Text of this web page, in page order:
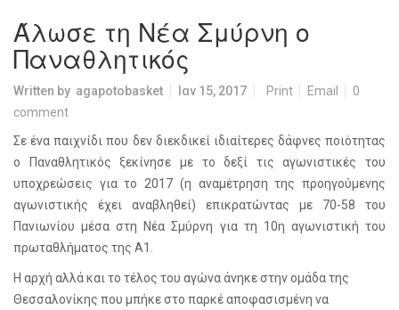
Άλωσε τη Νέα Σμύρνη ο
Παναθλητικός
Written by agapotobasket Ιαν 15, 2017 Print Email
0
comment
Σε ένα παιχνίδι που δεν διεκδικεί ιδιαίτερες δάφνες ποιότητας
ο Παναθλητικός ξεκίνησε με το δεξί τις αγωνιστικές του
υποχρεώσεις για το 2017 (η αναμέτρηση της προηγούμενης
αγωνιστικής έχει αναβληθεί) επικρατώντας με 70-58 του
Πανιωνίου μέσα στη Νέα Σμύρνη για τη 10η αγωνιστική του
πρωταθλήματος της Α1.
Η αρχή αλλά και το τέλος του αγώνα άνηκε στην ομάδα της
Θεσσαλονίκης που μπήκε στο παρκέ αποφασισμένη να